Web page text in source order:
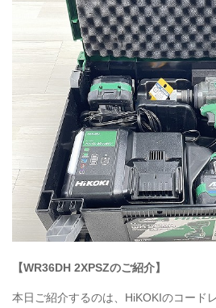
【WR36DH 2XPSZのご紹介】
本日ご紹介するのは、HiKOKIのコード